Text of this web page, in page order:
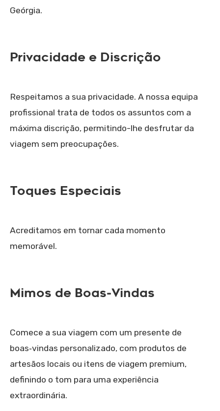
Geórgia.
Privacidade e Discrição
Respeitamos a sua privacidade. A nossa equipa
profissional trata de todos os assuntos com a
máxima discrição, permitindo-lhe desfrutar da
viagem sem preocupações.
Toques Especiais
Acreditamos em tornar cada momento
memorável.
Mimos de Boas‑Vindas
Comece a sua viagem com um presente de
boas‑vindas personalizado, com produtos de
artesãos locais ou itens de viagem premium,
definindo o tom para uma experiência
extraordinária.